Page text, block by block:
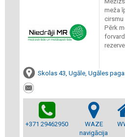
meža
cirsmu
Pērk
Skolas 43, Ugāle, Ugāles
+371 29462950
WAZE
navigācija